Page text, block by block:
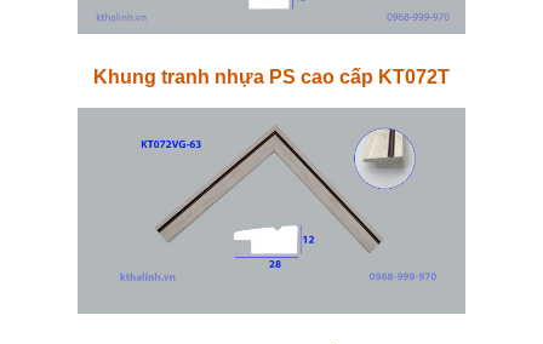
Khung tranh nhựa PS cao cấp KT072T